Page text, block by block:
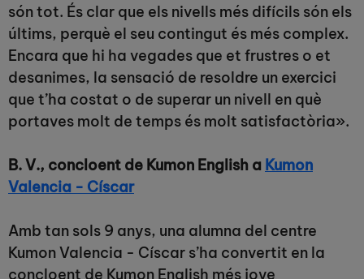
són tot. És clar que els nivells més difícils són els
últims, perquè el seu contingut és més complex.
Encara que hi ha vegades que et frustres o et
desanimes, la sensació de resoldre un exercici
que t’ha costat o de superar un nivell en què
portaves molt de temps és molt satisfactòria».
B. V., concloent de Kumon English a Kumon
Valencia - Císcar
Amb tan sols 9 anys, una alumna del centre
Kumon Valencia - Císcar s’ha convertit en la
concloent de Kumon English més jove